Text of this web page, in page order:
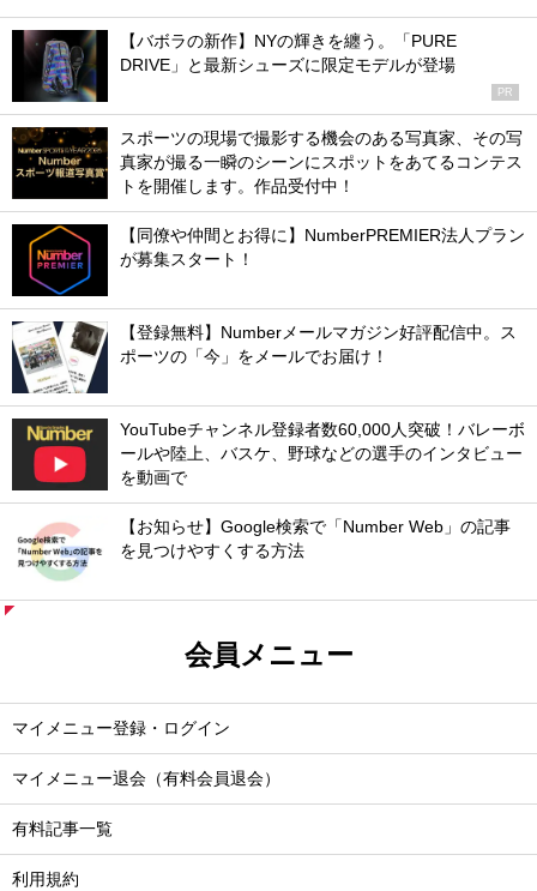
【バボラの新作】NYの輝きを纏う。「PURE
DRIVE」と最新シューズに限定モデルが登場
PR
スポーツの現場で撮影する機会のある写真家、その写
真家が撮る一瞬のシーンにスポットをあてるコンテス
トを開催します。作品受付中！
【同僚や仲間とお得に】NumberPREMIER法人プラン
が募集スタート！
【登録無料】Numberメールマガジン好評配信中。ス
ポーツの「今」をメールでお届け！
YouTubeチャンネル登録者数60,000人突破！バレーボ
ールや陸上、バスケ、野球などの選手のインタビュー
を動画で
【お知らせ】Google検索で「Number Web」の記事
を見つけやすくする方法
会員メニュー
マイメニュー登録・ログイン
マイメニュー退会（有料会員退会）
有料記事一覧
利用規約